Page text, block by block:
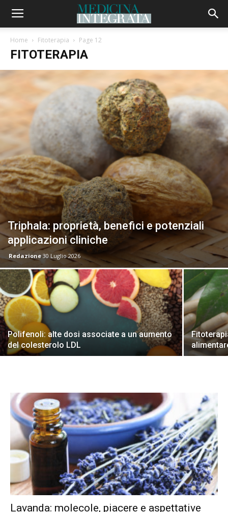
Home Fitoterapia Page 12
FITOTERAPIA
Triphala: proprietà, benefici e potenziali
applicazioni cliniche
Redazione 30 Luglio 2026
Polifenoli: alte dosi associate a un aumento
del colesterolo LDL
Lavanda: molecole, piacere e aspettative